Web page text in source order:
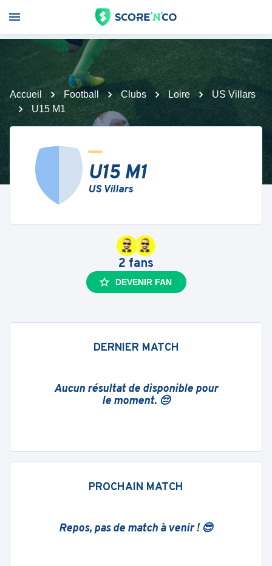
Accueil Football Clubs Loire
US Villars
U15 M1
U15 M1
US Villars
2 fans
DEVENIR FAN
DERNIER MATCH
Aucun résultat de disponible pour
le moment. 😔
PROCHAIN MATCH
Repos, pas de match à venir ! 😎